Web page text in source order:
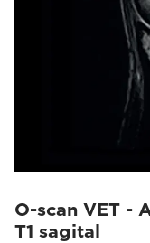
O-scan VET -
T1 sagital